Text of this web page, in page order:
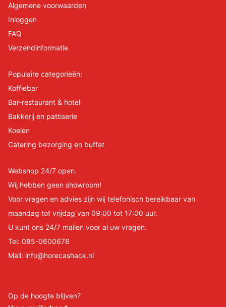
Algemene voorwaarden
Inloggen
FAQ
Verzendinformatie
Populaire categorieën:
Koffiebar
Bar-restaurant & hotel
Bakkerij en pattiserie
Koelen
Catering bezorging en buffet
Webshop 24/7 open.
Wij hebben geen showroom!
Voor vragen en advies zijn wij telefonisch bereikbaar van
maandag tot vrijdag van 09:00 tot 17:00 uur.
U kunt ons 24/7 mailen voor al uw vragen.
Tel: 085-0600678
Mail: info@horecashack.nl
Op de hoogte blijven?